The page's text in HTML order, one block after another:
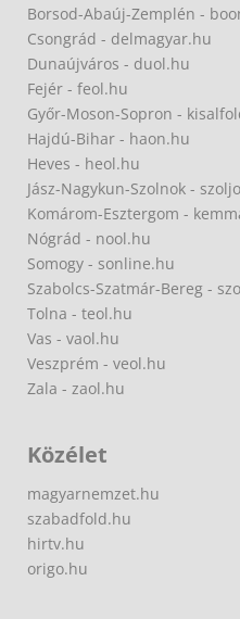
Borsod-Abaúj-Zemplén -
Csongrád - delmagyar.hu
Dunaújváros - duol.hu
Fejér - feol.hu
Győr-Moson-Sopron -
Hajdú-Bihar - haon.hu
Heves - heol.hu
Jász-Nagykun-Szolnok -
Komárom-Esztergom -
Nógrád - nool.hu
Somogy - sonline.hu
Szabolcs-Szatmár-Bereg -
Tolna - teol.hu
Vas - vaol.hu
Veszprém - veol.hu
Zala - zaol.hu
Közélet
magyarnemzet.hu
szabadfold.hu
hirtv.hu
origo.hu